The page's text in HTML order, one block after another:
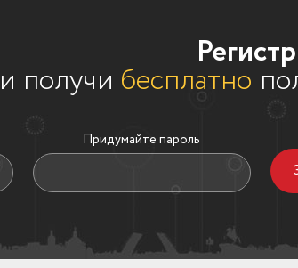
и получи бесплатно
Придумайте пароль